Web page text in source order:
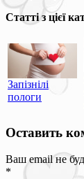
Статті з цієї
Запізнілі
пологи
Оставить
Ваш email не
*